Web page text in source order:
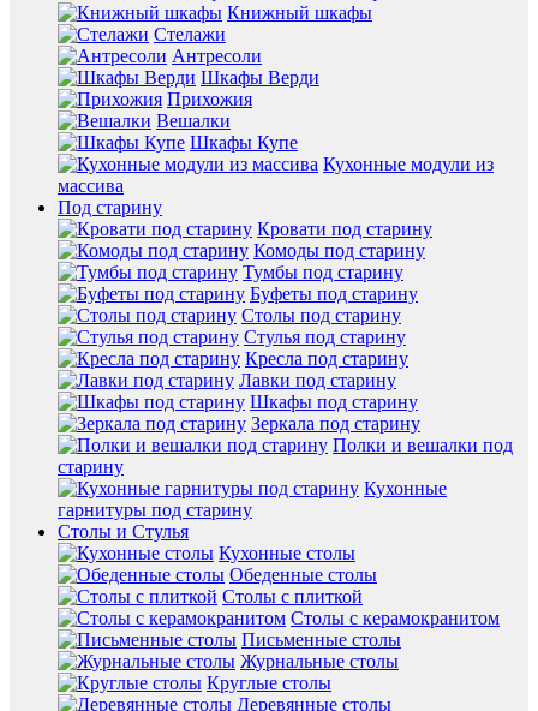
Книжный шкафы
Стелажи
Антресоли
Шкафы Верди
Прихожия
Вешалки
Шкафы Купе
Кухонные модули из
массива
Под старину
Кровати под старину
Комоды под старину
Тумбы под старину
Буфеты под старину
Столы под старину
Стулья под старину
Кресла под старину
Лавки под старину
Шкафы под старину
Зеркала под старину
Полки и вешалки под
старину
Кухонные
гарнитуры под старину
Столы и Стулья
Кухонные столы
Обеденные столы
Столы с плиткой
Столы с керамокранитом
Письменные столы
Журнальные столы
Круглые столы
Деревянные столы